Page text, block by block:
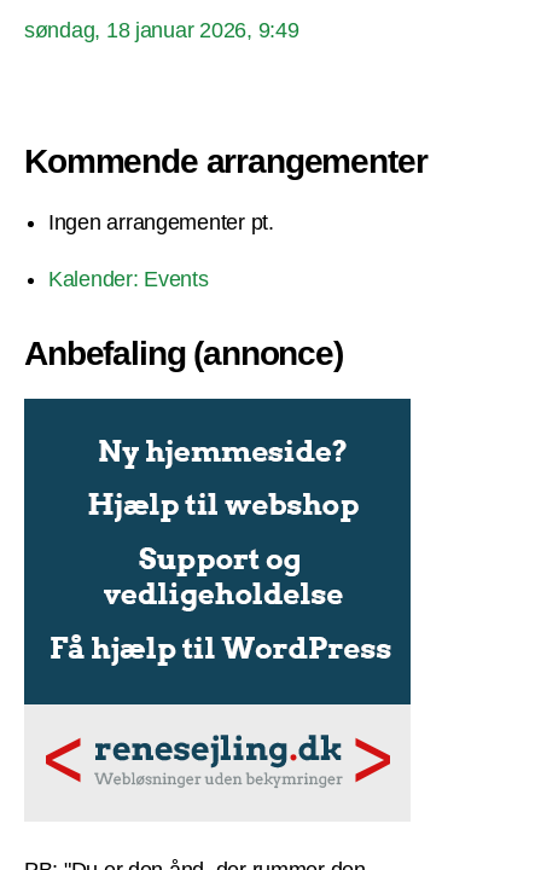
søndag, 18 januar 2026, 9:49
Kommende arrangementer
Ingen arrangementer pt.
Kalender: Events
Anbefaling (annonce)